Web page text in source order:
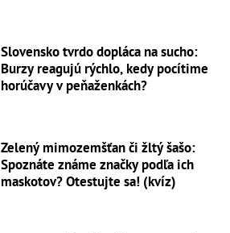
Slovensko tvrdo dopláca na sucho:
Burzy reagujú rýchlo, kedy pocítime
horúčavy v peňaženkách?
Zelený mimozemšťan či žltý šašo:
Spoznáte známe značky podľa ich
maskotov? Otestujte sa! (kvíz)